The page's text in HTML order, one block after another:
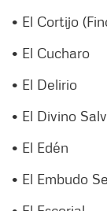
• El Cortijo
• El Cucharo
• El Delirio
• El Divino
• El Edén
• El Embudo